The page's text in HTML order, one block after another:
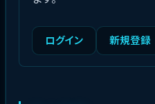
ログイン 新規登録